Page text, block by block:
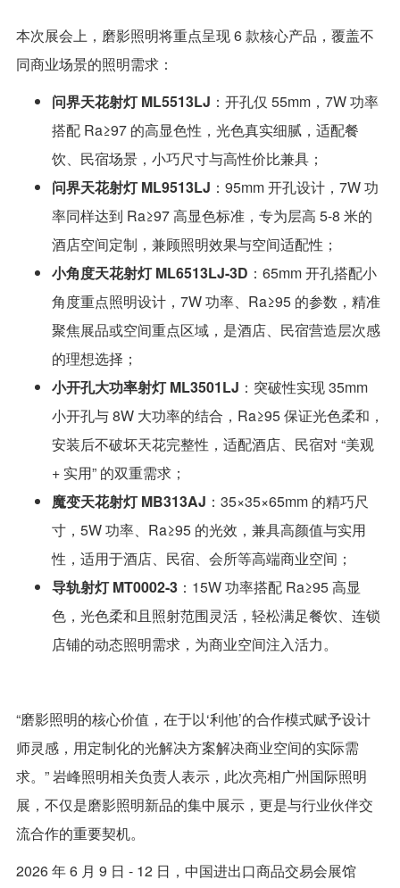
本次展会上，磨影照明将重点呈现 6 款核心产品，覆盖不
同商业场景的照明需求：
问界天花射灯 ML5513LJ ：开孔仅 55mm，7W 功率
搭配 Ra≥97 的高显色性，光色真实细腻，适配餐
饮、民宿场景，小巧尺寸与高性价比兼具；
问界天花射灯 ML9513LJ ：95mm 开孔设计，7W 功
率同样达到 Ra≥97 高显色标准，专为层高 5-8 米的
酒店空间定制，兼顾照明效果与空间适配性；
小角度天花射灯 ML6513LJ-3D ：65mm 开孔搭配小
角度重点照明设计，7W 功率、Ra≥95 的参数，精准
聚焦展品或空间重点区域，是酒店、民宿营造层次感
的理想选择；
小开孔大功率射灯 ML3501LJ ：突破性实现 35mm
小开孔与 8W 大功率的结合，Ra≥95 保证光色柔和，
安装后不破坏天花完整性，适配酒店、民宿对 “美观
+ 实用” 的双重需求；
魔变天花射灯 MB313AJ ：35×35×65mm 的精巧尺
寸，5W 功率、Ra≥95 的光效，兼具高颜值与实用
性，适用于酒店、民宿、会所等高端商业空间；
导轨射灯 MT0002-3：15W 功率搭配 Ra≥95 高显
色，光色柔和且照射范围灵活，轻松满足餐饮、连锁
店铺的动态照明需求，为商业空间注入活力。
“磨影照明的核心价值，在于以‘利他’的合作模式赋予设计
师灵感，用定制化的光解决方案解决商业空间的实际需
求。” 岩峰照明相关负责人表示，此次亮相广州国际照明
展，不仅是磨影照明新品的集中展示，更是与行业伙伴交
流合作的重要契机。
2026 年 6 月 9 日 - 12 日，中国进出口商品交易会展馆